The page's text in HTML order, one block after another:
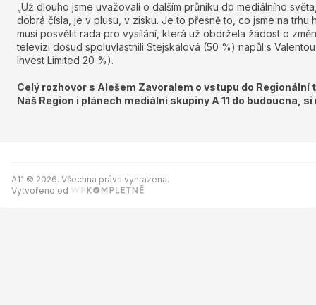
„Už dlouho jsme uvažovali o dalším průniku do mediálního
dobrá čísla, je v plusu, v zisku. Je to přesně to, co jsme na trhu
musí posvětit rada pro vysílání, která už obdržela žádost o
televizi dosud spoluvlastnili Stejskalová (50 %) napůl s
Invest Limited 20 %).
Celý rozhovor s Alešem Zavoralem o vstupu do
Náš Region i plánech mediální skupiny A 11 do budoucna,
A11 © 2026. Všechna práva vyhrazena.
Vytvořeno od